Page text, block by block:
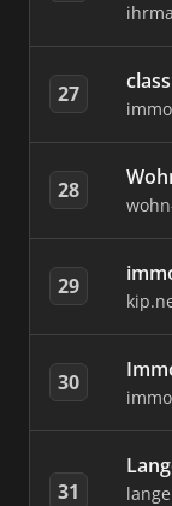
27
28
29
30
31